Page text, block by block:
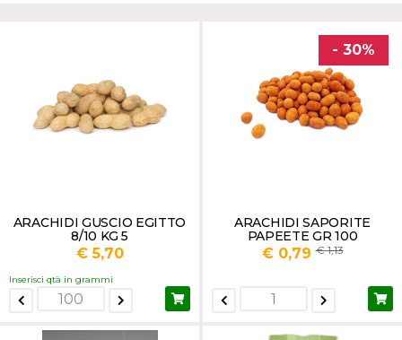
VEGETALI SECCHI
ARACHIDI GUSCIO EGITTO
8/10 KG 5
€ 5,70
Inserisci qtà in grammi
- 30%
ARACHIDI SAPORITE
PAPEETE GR 100
€ 0,79 1,13